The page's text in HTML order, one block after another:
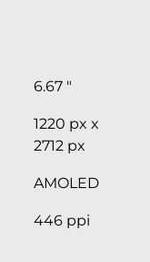
6.67 "
1220 px x
2712 px
AMOLED
446 ppi